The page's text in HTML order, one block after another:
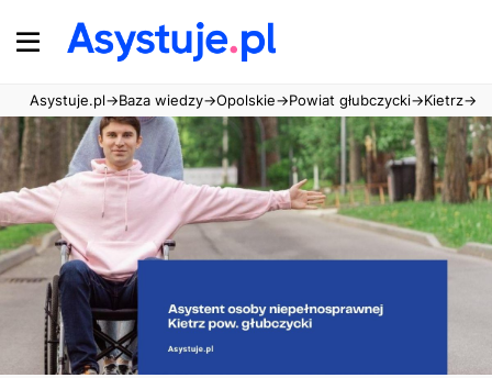
Asystuje.pl→Baza wiedzy→Opolskie→Powiat głubczycki→Kietrz→